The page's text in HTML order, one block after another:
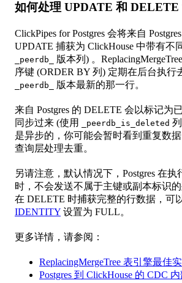
如何处理 UPDATE 和 DELETE
ClickPipes for Postgres 会将来自
UPDATE 捕获为 ClickHouse 中带有不
_peerdb_
版本列) 。
序键 (ORDER BY 列) 定期在后台执行
_peerdb_ 版本最新的那一行。
来自 Postgres 的 DELETE 会以标记为
同步过来 (使用
_peerdb_is_deleted
是异步的，你可能会暂时看到重复数
查询层处理去重。
另请注意，默认情况下，Postgres 在
时，不会发送不属于主键或副本标识
在 DELETE 时捕获完整的行数据，可
IDENTITY 设置为 FULL。
更多详情，请参阅：
ReplacingMergeTree 表引擎最佳
Postgres 到 ClickHouse 的 CDC